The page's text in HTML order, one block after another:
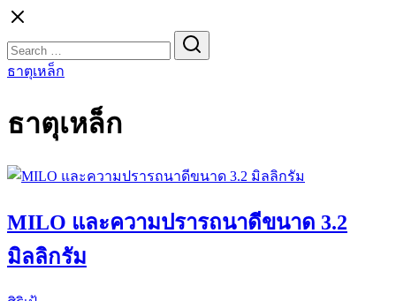
for:
ธาตุเหล็ก
ธาตุเหล็ก
MILO และความปรารถนาดีขนาด 3.2
มิลลิกรัม